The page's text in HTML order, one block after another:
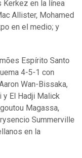
Kerkez en la línea
Allister, Mohamed
en el medio; y
Espírito Santo
4-5-1 con
Wan-Bissaka,
y El Hadji Malick
Magassa,
Summerville
en la